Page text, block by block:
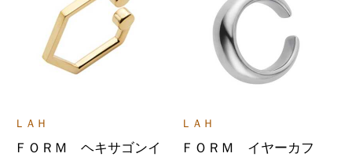
ＬＡＨ
ＦＯＲＭ ヘキサゴンイ
ＬＡＨ
ＦＯＲＭ イヤーカフ